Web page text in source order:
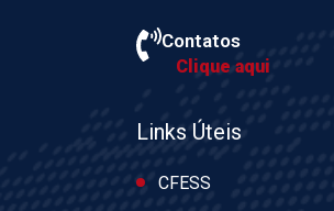
Contatos
Clique aqui
Links Úteis
CFESS